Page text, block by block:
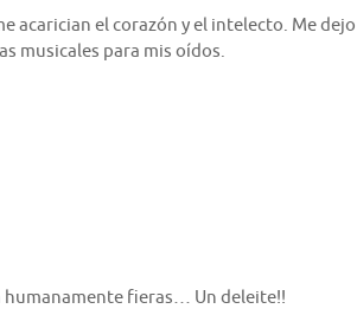
acarician el corazón y el intelecto. Me dejo
musicales para mis oídos.
humanamente fieras… Un deleite!!